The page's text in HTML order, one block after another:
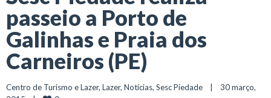
passeio a Porto de
Galinhas e Praia dos
Carneiros (PE)
Centro de Turismo e Lazer, Lazer, Notícias, Sesc Piedade
    |    30 março,